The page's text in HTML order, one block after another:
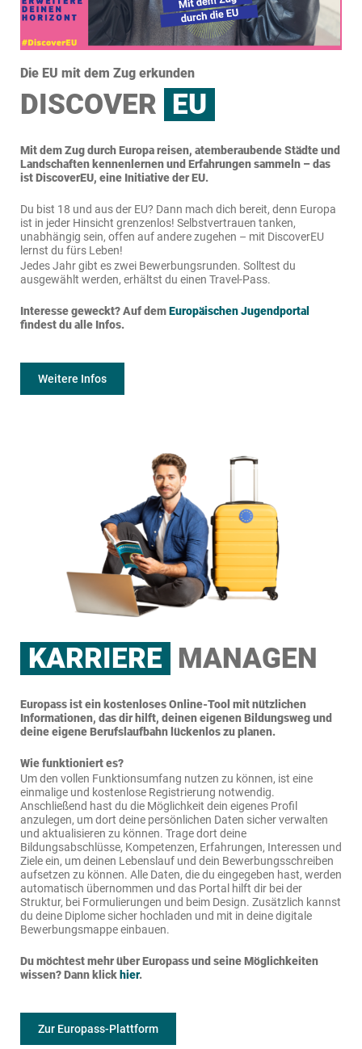
Warum braucht
EuroApprentices?
Viele Jugendliche wissen gar
nicht, wie viele Möglichkeiten
sie eigentlich haben.
Ich kann angefragt
werden für:
Für jegliche Fragen, diese
beantworte ich gerne.
verbessern und erweitern.
Ich bin
EuroApprentice
geworden, weil…
Durch dieses Projekt kann ich andere
Menschen dazu bewegen, auch
positiven Bericht weitergeben. Es ist
aber auch eine Möglichkeit neue
Menschen aus verschiedenen
Ländern kennen zu lernen und sich
zu können.
Warum braucht
Ostbelgien
EuroApprentices?
In Ostbelgien wissen viele nicht, das
man nicht nur im Studium Erasmus
Schule oder in der Lehre. Es ist
wichtig darüber zu informieren und
die Schüler dazu zu motivieren, all
und sich zu bewerben.
angefragt
werden für:
Fragen zu antworten, euch einfach
Mut zu machen oder meine positive
Ich kann
angefragt
werden für:
Präsentationen in Schulen oder
Veranstaltungen
Ich bin EuroApprentice geworden, weil…
… ich
weil ich
Warum braucht Ostbelgien EuroApprentices?
Ich kann angefragt werden für:
Die EU mit dem Zug erkunden
DISCOVER EU
Mit dem Zug durch Europa reisen, atemberaubende Städte und
Landschaften kennenlernen und Erfahrungen sammeln – das
ist DiscoverEU, eine Initiative der EU.
Du bist 18 und aus der EU? Dann mach dich bereit, denn Europa
ist in jeder Hinsicht grenzenlos! Selbstvertrauen tanken,
unabhängig sein, offen auf andere zugehen – mit DiscoverEU
lernst du fürs Leben!
Jedes Jahr gibt es zwei Bewerbungsrunden. Solltest du
ausgewählt werden, erhältst du einen Travel-Pass.
Interesse geweckt? Auf demEuropäischen Jugendportal
findest du alle Infos.
Weitere Infos
KARRIERE MANAGEN
Europass ist ein kostenloses Online-Tool mit nützlichen
Informationen, das dir hilft, deinen eigenen Bildungsweg und
deine eigene Berufslaufbahn lückenlos zu planen.
Wie funktioniert es?
Um den vollen Funktionsumfang nutzen zu können, ist eine
einmalige und kostenlose Registrierung notwendig.
Anschließend hast du die Möglichkeit dein eigenes Profil
anzulegen, um dort deine persönlichen Daten sicher verwalten
und aktualisieren zu können. Trage dort deine
Bildungsabschlüsse, Kompetenzen, Erfahrungen, Interessen und
Ziele ein, um deinen Lebenslauf und dein Bewerbungsschreiben
aufsetzen zu können. Alle Daten, die du eingegeben hast, werden
automatisch übernommen und das Portal hilft dir bei der
Struktur, bei Formulierungen und beim Design. Zusätzlich kannst
du deine Diplome sicher hochladen und mit in deine digitale
Bewerbungsmappe einbauen.
Du möchtest mehr über Europass und seine Möglichkeiten
wissen? Dann klick hier.
Zur Europass-Plattform